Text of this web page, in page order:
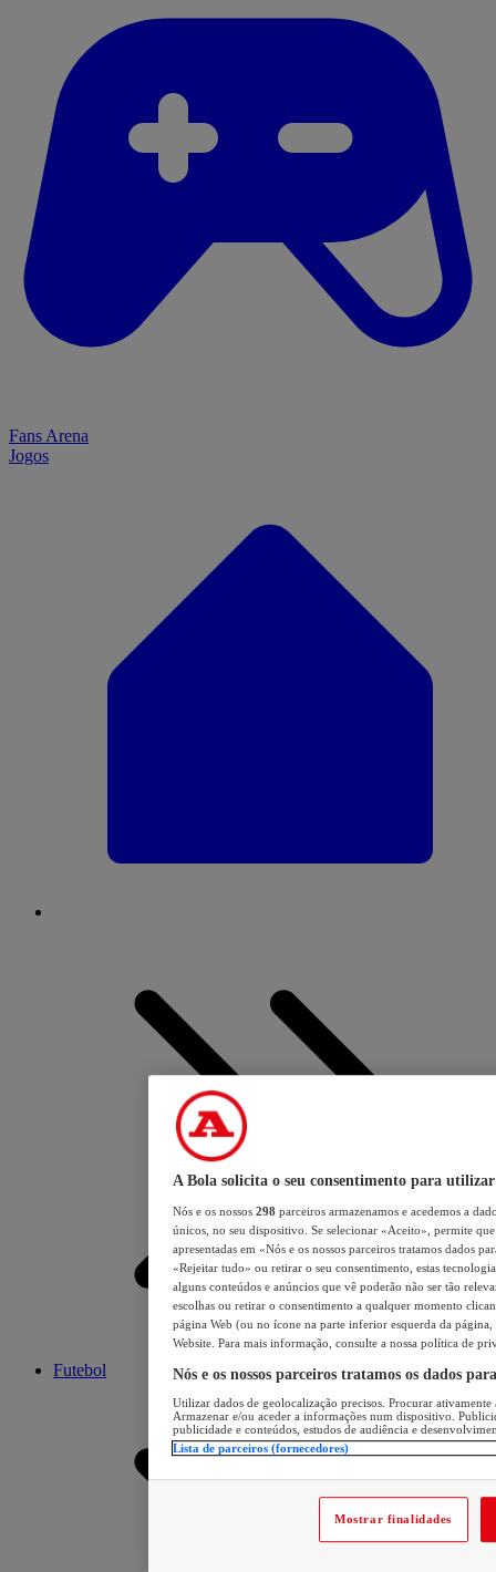
Fans Arena
Jogos
Futebol
A Bola solicita o seu consentimento para utilizar
Nós e os nossos 298 parceiros armazenamos e acedemos a
únicos, no seu dispositivo. Se selecionar «Aceito», permite
apresentadas em «Nós e os nossos parceiros tratamos dados
«Rejeitar tudo» ou retirar o seu consentimento, estas
alguns conteúdos e anúncios que vê poderão não ser tão
escolhas ou retirar o consentimento a qualquer momento
página Web (ou no ícone na parte inferior esquerda da página,
Website. Para mais informação, consulte a nossa política de
Nós e os nossos parceiros tratamos os dados
Utilizar dados de geolocalização precisos. Procurar
Armazenar e/ou aceder a informações num dispositivo.
publicidade e conteúdos, estudos de audiência e
Lista de parceiros (fornecedores)
Mostrar finalidades